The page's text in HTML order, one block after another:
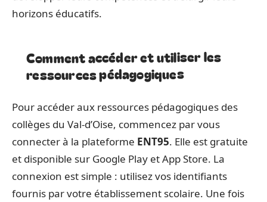
horizons éducatifs.
Comment accéder et utiliser les
ressources pédagogiques
Pour accéder aux ressources pédagogiques des
collèges du Val-d’Oise, commencez par vous
connecter à la plateforme ENT95. Elle est gratuite
et disponible sur Google Play et App Store. La
connexion est simple : utilisez vos identifiants
fournis par votre établissement scolaire. Une fois